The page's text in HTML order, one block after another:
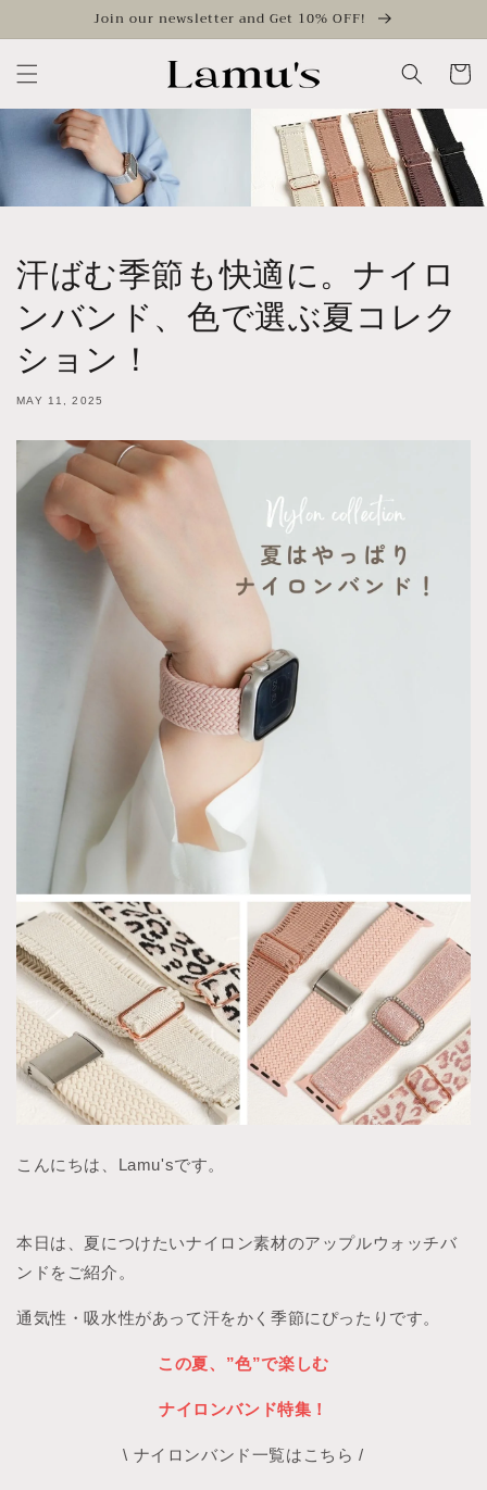
Join our newsletter and Get 10% OFF!
Cart
汗ばむ季節も快適に。ナイロ
ンバンド、色で選ぶ夏コレク
ション！
MAY 11, 2025
こんにちは、Lamu'sです。
本日は、夏につけたいナイロン素材のアップルウォッチバ
ンドをご紹介。
通気性・吸水性があって汗をかく季節にぴったりです。
この夏、”色”で楽しむ
ナイロンバンド特集 ！
\ ナイロンバンド一覧はこちら /